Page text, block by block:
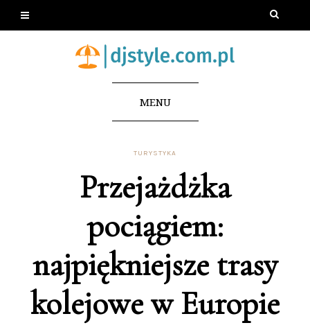
MENU
TURYSTYKA
Przejażdżka
pociągiem:
najpiękniejsze trasy
kolejowe w Europie